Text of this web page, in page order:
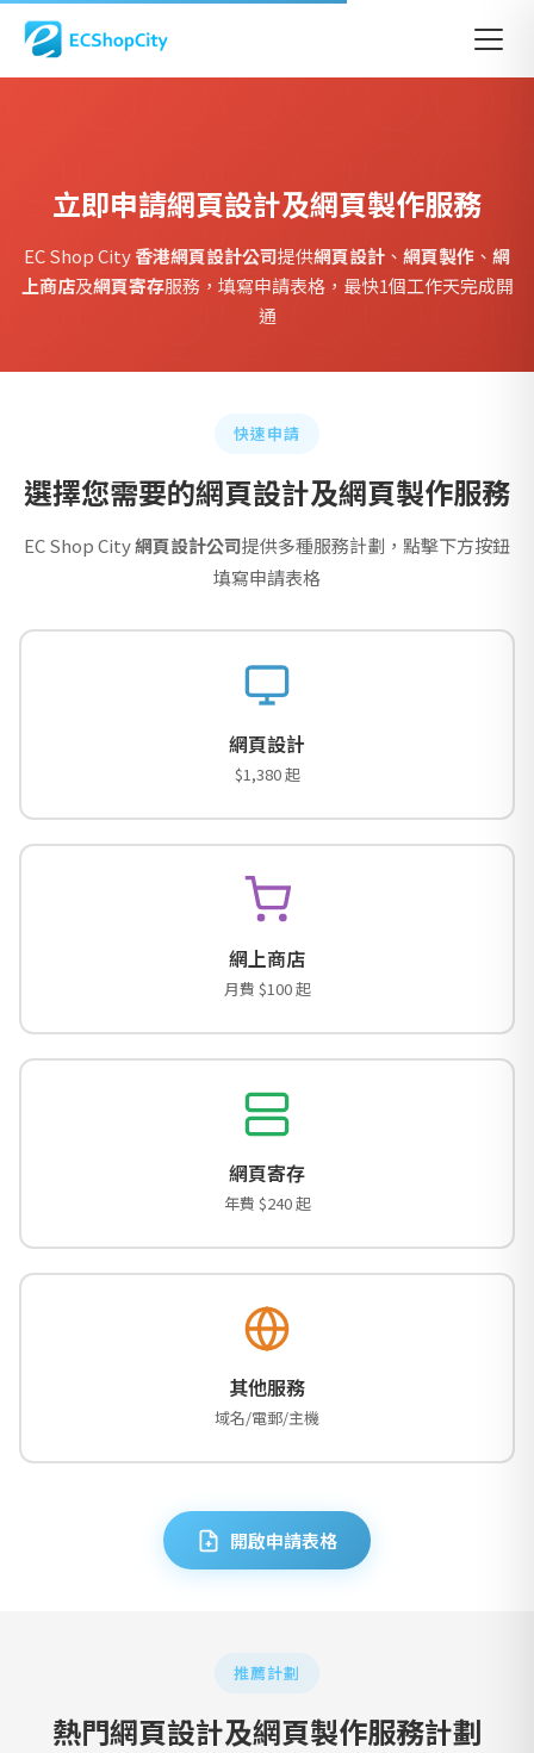
首頁 立即申請
立即申請網頁設計及網頁製作服務
EC Shop City香港網頁設計公司提供網頁設計 、 網頁製作 、 網
上商店及網頁寄存服務，填寫申請表格，最快1個工作天完成開
通
快速申請
選擇您需要的網頁設計及網頁製作服務
EC Shop City網頁設計公司提供多種服務計劃，點擊下方按鈕
填寫申請表格
網頁設計
$1,380 起
網上商店
月費 $100 起
網頁寄存
年費 $240 起
其他服務
域名/電郵/主機
開啟申請表格
推薦計劃
熱門網頁設計及網頁製作服務計劃